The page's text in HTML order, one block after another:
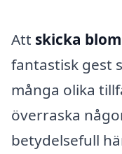
Att skicka
fantastisk gest
många olika
överraska
betydelsefull